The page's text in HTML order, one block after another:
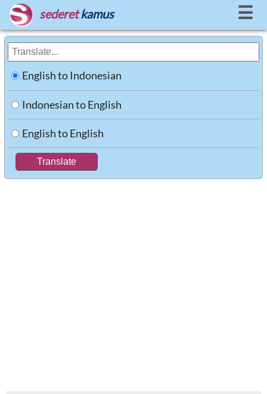
sederet kamus ☰
English to Indonesian
Indonesian to English
English to English